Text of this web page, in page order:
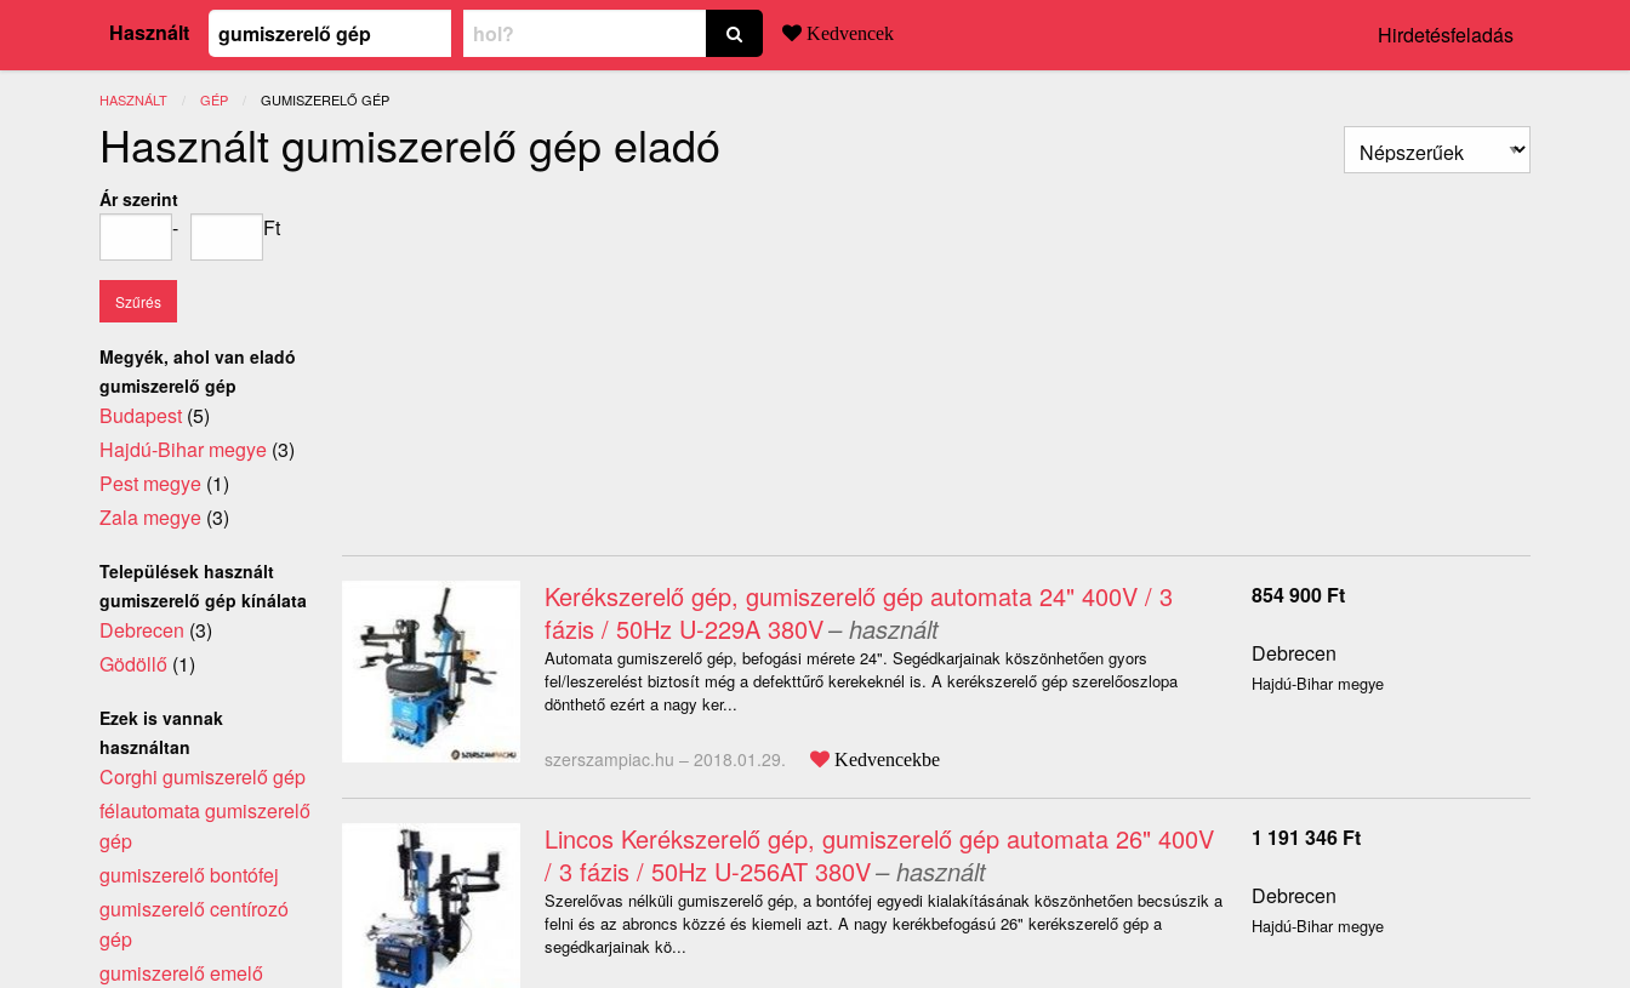
Használt Kedvencek Hirdetésfeladás
HASZNÁLT GÉP JELENLEGI:
GUMISZERELŐ GÉP
Használt gumiszerelő gép eladó
Kerékszerelő gép, gumiszerelő gép automata 24" 400V / 3
fázis / 50Hz U-229A 380V– használt
Automata gumiszerelő gép, befogási mérete 24". Segédkarjainak köszönhetően gyors
fel/leszerelést biztosít még a defekttűrő kerekeknél is. A kerékszerelő gép szerelőoszlopa
dönthető ezért a nagy ker...
szerszampiac.hu – 2018.01.29. Kedvencekbe
854 900 Ft
Debrecen
Hajdú-Bihar megye
Lincos Kerékszerelő gép, gumiszerelő gép automata 26" 400V
/ 3 fázis / 50Hz U-256AT 380V– használt
Szerelővas nélküli gumiszerelő gép, a bontófej egyedi kialakításának köszönhetően becsúszik a
felni és az abroncs közzé és kiemeli azt. A nagy kerékbefogású 26" kerékszerelő gép a
segédkarjainak kö...
1 191 346 Ft
Debrecen
Hajdú-Bihar megye
Ár szerint
- Ft
Megyék, ahol van eladó
gumiszerelő gép
Budapest (5)
Hajdú-Bihar megye (3)
Pest megye (1)
Zala megye (3)
Települések használt
gumiszerelő gép kínálata
Debrecen (3)
Gödöllő (1)
Ezek is vannak
használtan
Corghi gumiszerelő gép
félautomata gumiszerelő
gép
gumiszerelő bontófej
gumiszerelő centírozó
gép
gumiszerelő emelő